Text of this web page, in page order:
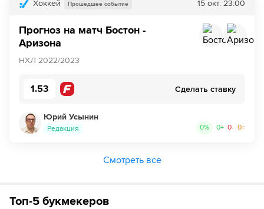
Хоккей Прошедшее событие 15 окт. 23:00
Прогноз на матч Бостон -
Аризона
НХЛ 2022/2023
1.53 Сделать ставку
Юрий Усынин
Редакция 0% 0+ 0- 0=
Смотреть все
Топ-5 букмекеров